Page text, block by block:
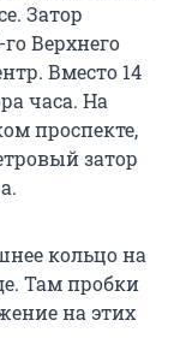
Затор
Верхнего
Вместо 14
часа. На
проспекте,
затор
кольцо на
Там пробки
на этих